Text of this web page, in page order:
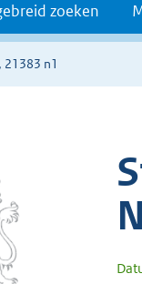
zoeken
21383 n1